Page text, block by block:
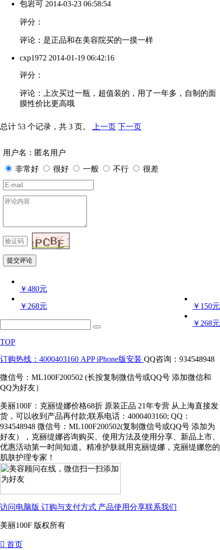
包岩可 2014-03-23 06:58:54
评分：
评论：是正品和在美容院买的一摸一样
cxp1972 2014-01-19 06:42:16
评分：
评论：上次买过一瓶，超值装的，用了一年多，自制的面
膜性价比更高哦
总计 53 个记录，共 3 页。 上一页 下一页
用户名：匿名用户
非常好
很好 一般 不行 很差
￥480元
￥150元
￥268元
￥268元
TOP
订购热线：4000403160 APP iPhone版安装 QQ咨询：934548948
微信号：ML100F200502 (长按复制微信号或QQ号 添加微信和
QQ为好友）
美丽100F：克丽缇娜价格68折 原装正品 21年专营 从上海直接发
货，可以收到产品再付款;联系电话：4000403160; QQ：
934548948 微信号：ML100F200502(复制微信号或QQ号 添加为
好友），克丽缇娜咨询购买、使用方法及使用分享、新品上市、
优惠活动第一时间知道。精准护肤就用克丽缇娜，克丽缇娜您的
肌肤护理专家！
访问电脑版 订购与支付方式 产品使用分享联系我们
美丽100F 版权所有
󰀁 首页